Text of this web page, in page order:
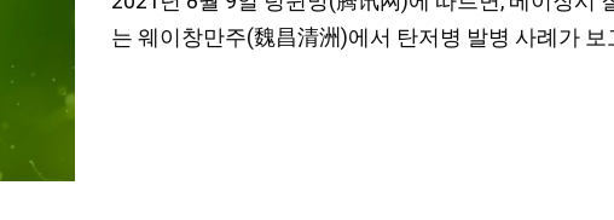
는 웨이창만주(魏昌清洲)에서 탄저병 발병 사례가